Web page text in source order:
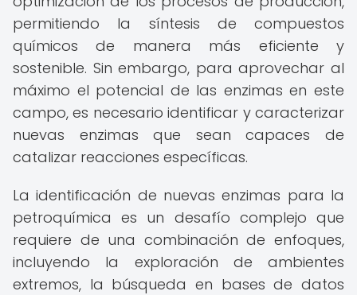
permitiendo la síntesis de compuestos
químicos de manera más eficiente y
sostenible. Sin embargo, para aprovechar al
máximo el potencial de las enzimas en este
campo, es necesario identificar y caracterizar
nuevas enzimas que sean capaces de
catalizar reacciones específicas.
La identificación de nuevas enzimas para la
petroquímica es un desafío complejo que
requiere de una combinación de enfoques,
incluyendo la exploración de ambientes
extremos, la búsqueda en bases de datos